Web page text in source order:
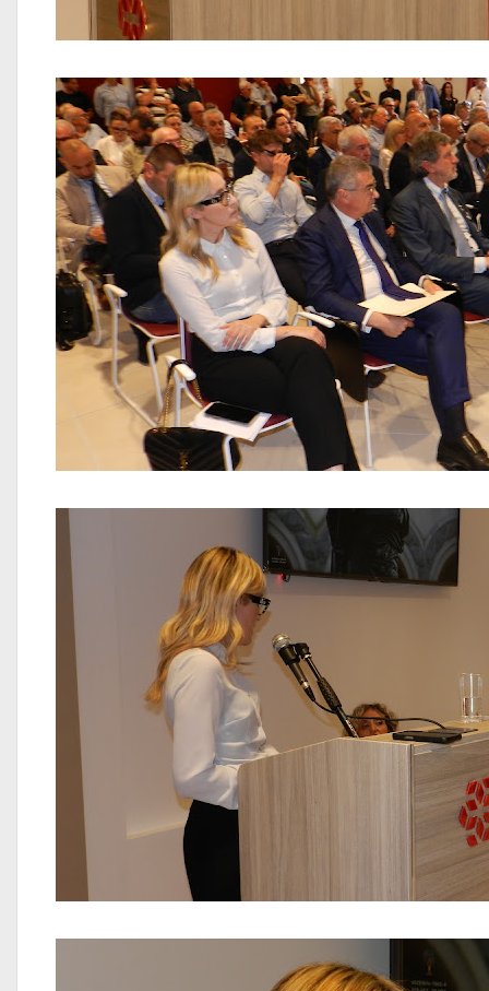
Canale VIDEO -